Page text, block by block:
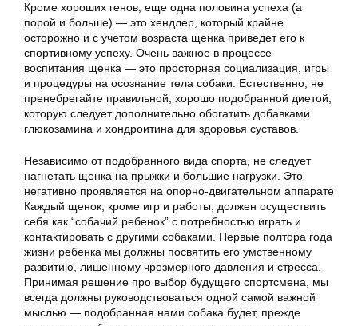
Кроме хороших генов, еще одна половина успеха (а
порой и больше) — это хендлер, который крайне
осторожно и с учетом возраста щенка приведет его к
спортивному успеху. Очень важное в процессе
воспитания щенка — это просторная социализация, игры
и процедуры на осознание тела собаки. Естественно, не
пренебрегайте правильной, хорошо подобранной диетой,
которую следует дополнительно обогатить добавками
глюкозамина и хондроитина для здоровья суставов.
Независимо от подобранного вида спорта, не следует
нагнетать щенка на прыжки и большие нагрузки. Это
негативно проявляется на опорно-двигательном аппарате
Каждый щенок, кроме игр и работы, должен осуществить
себя как “собачий ребенок” с потребностью играть и
контактировать с другими собаками. Первые полтора года
жизни ребенка мы должны посвятить его умственному
развитию, лишенному чрезмерного давления и стресса.
Принимая решение про выбор будущего спортсмена, мы
всегда должны руководствоваться одной самой важной
мыслью — подобранная нами собака будет, прежде